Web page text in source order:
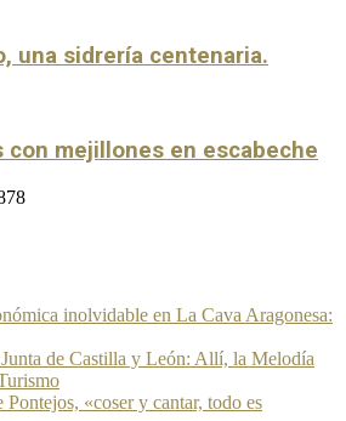
una sidrería centenaria.
con mejillones en escabeche
inolvidable en La Cava Aragonesa:
de Castilla y León: Allí, la Melodía
Pontejos, «coser y cantar, todo es